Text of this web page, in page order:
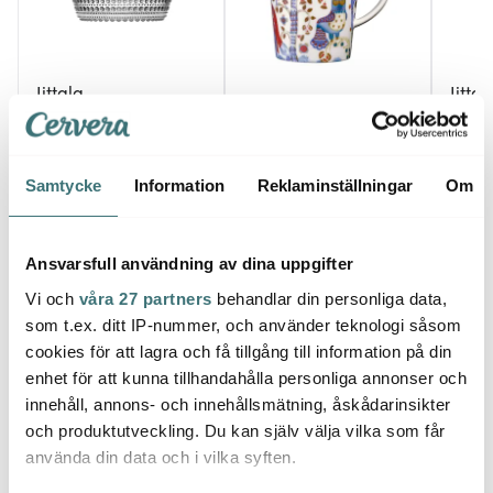
Samtycke Information Reklaminställningar Om
Ansvarsfull användning av dina uppgifter
Vi och våra 27 partners behandlar din personliga data,
som t.ex. ditt IP-nummer, och använder teknologi såsom
cookies för att lagra och få tillgång till information på din
enhet för att kunna tillhandahålla personliga annonser och
innehåll, annons- och innehållsmätning, åskådarinsikter
och produktutveckling. Du kan själv välja vilka som får
använda din data och i vilka syften.
Iittala
Kastehelmi skål 1,4 L
klar
539 kr
Taika Mugg 40 cl Vit
329 kr
pack
289
Låt dig inspireras av våra kunder